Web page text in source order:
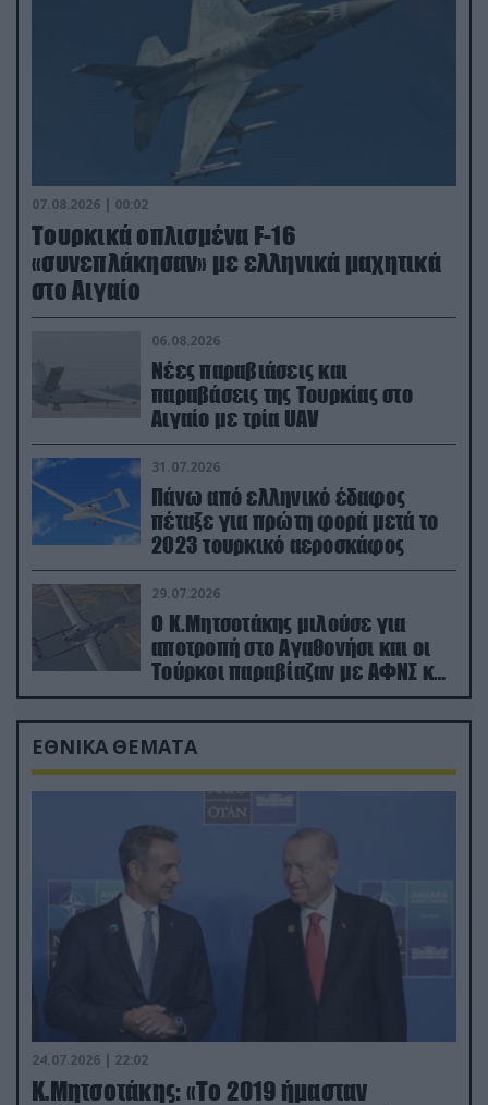
07.08.2026 | 00:02
Τουρκικά οπλισμένα F-16
«συνεπλάκησαν» με ελληνικά μαχητικά
στο Αιγαίο
06.08.2026
Νέες παραβιάσεις και
παραβάσεις της Τουρκίας στο
Αιγαίο με τρία UAV
31.07.2026
Πάνω από ελληνικό έδαφος
πέταξε για πρώτη φορά μετά το
2023 τουρκικό αεροσκάφος
29.07.2026
Ο Κ.Μητσοτάκης μιλούσε για
αποτροπή στο Αγαθονήσι και οι
Τούρκοι παραβίαζαν με ΑΦΝΣ και
drone
ΕΘΝΙΚΑ ΘΕΜΑΤΑ
24.07.2026 | 22:02
Κ.Μητσοτάκης: «Το 2019 ήμασταν